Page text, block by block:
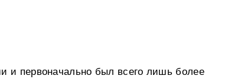
и первоначально был всего лишь более